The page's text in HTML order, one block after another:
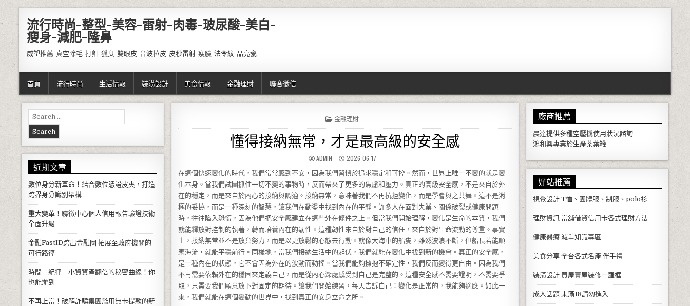
流行時尚-整型-美容-雷射-肉毒-玻尿酸-美白-
瘦身-減肥-隆鼻
威塑推薦-真空除毛-打鼾-狐臭-雙眼皮-音波拉皮-皮秒雷射-瘦臉-法令紋-晶亮瓷
首頁 流行時尚 生活情報 裝潢設計 美食情報 金融理財 聯合徵信
POSTED IN
金融理財
懂得接納無常，才是最高級的安全感
AUTHOR:
ADMIN PUBLISHED DATE:
2026-06-17
在這個快速變化的時代，我們常常感到不安，因為我們習慣於追求穩定和可控。然而，世界上唯一不變的就是變
化本身。當我們試圖抓住一切不變的事物時，反而帶來了更多的焦慮和壓力。真正的高級安全感，不是來自於外
在的穩定，而是來自於內心的接納與調適。接納無常，意味著我們不再抗拒變化，而是學會與之共舞。這不是消
極的妥協，而是一種深刻的智慧，讓我們在動盪中找到內在的平靜。許多人在面對失業、關係破裂或健康問題
時，往往陷入恐慌，因為他們把安全感建立在這些外在條件之上。但當我們開始理解，變化是生命的本質，我們
就能釋放對控制的執著，轉而培養內在的韌性。這種韌性來自於對自己的信任，來自於對生命流動的尊重。事實
上，接納無常並不是放棄努力，而是以更放鬆的心態去行動。就像大海中的船隻，雖然波浪不斷，但船長若能順
應海流，就能平穩前行。同樣地，當我們接納生活中的起伏，我們就能在變化中找到新的機會。真正的安全感，
是一種內在的狀態，它不會因為外在的波動而動搖。當我們能夠擁抱不確定性，我們反而變得更自由。因為我們
不再需要依賴外在的穩固來定義自己，而是從內心深處感受到自己是完整的。這種安全感不需要證明，不需要爭
取，只需要我們願意放下對固定的期待。讓我們開始練習，每天告訴自己：變化是正常的，我能夠適應。如此一
來，我們就能在這個變動的世界中，找到真正的安身立命之所。
Search for:
近期文章
數位身分新革命！結合數位憑證皮夾，打造
跨界身分識別架構
重大變革！聯徵中心個人信用報告驗證技術
全面升級
金融FastID跨出金融圈 拓展至政府機關的
可行路徑
時間＋紀律＝小資資產翻倍的秘密曲線！你
也能辦到
不再上當！破解詐騙集團濫用無卡提款的新
廠商推薦
晨達提供多種空壓機使用狀況諮詢
鴻和興專業於生產茶葉罐
好站推薦
視覺設計T恤、團體服、制服、polo衫
理財資訊當舖借貸信用卡各式理財方法
健康醫療減重知識專區
美食分享全台各式名產 伴手禮
裝潢設計買屋賣屋裝修一羅框
成人話題未滿18請勿進入